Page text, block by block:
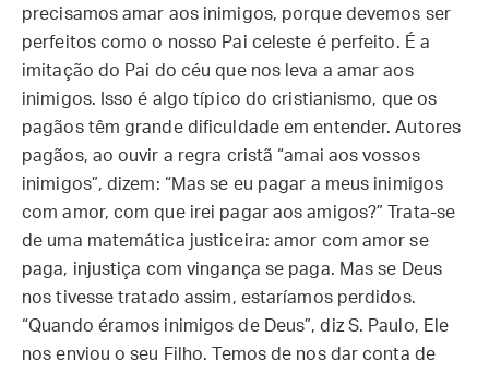
precisamos amar aos inimigos, porque devemos ser
perfeitos como o nosso Pai celeste é perfeito. É a
imitação do Pai do céu que nos leva a amar aos
inimigos. Isso é algo típico do cristianismo, que os
pagãos têm grande dificuldade em entender. Autores
pagãos, ao ouvir a regra cristã “amai aos vossos
inimigos”, dizem: “Mas se eu pagar a meus inimigos
com amor, com que irei pagar aos amigos?” Trata-se
de uma matemática justiceira: amor com amor se
paga, injustiça com vingança se paga. Mas se Deus
nos tivesse tratado assim, estaríamos perdidos.
“Quando éramos inimigos de Deus”, diz S. Paulo, Ele
nos enviou o seu Filho. Temos de nos dar conta de